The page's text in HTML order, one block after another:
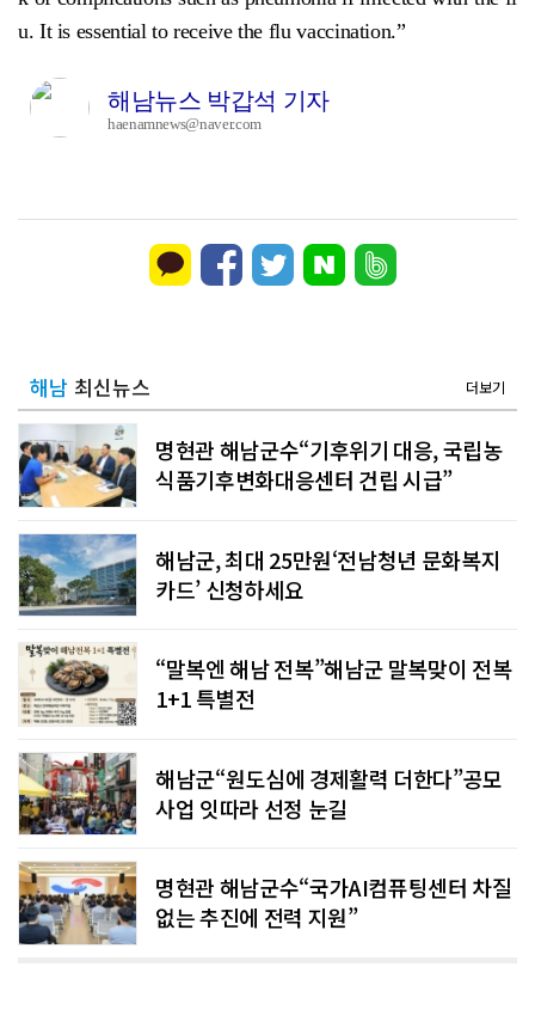
u. It is essential to receive the flu vaccination.”
해남뉴스 박갑석 기자
haenamnews@naver.com
해남 최신뉴스 더보기
명현관 해남군수“기후위기 대응, 국립농
식품기후변화대응센터 건립 시급”
해남군, 최대 25만원‘전남청년 문화복지
카드’ 신청하세요
“말복엔 해남 전복”해남군 말복맞이 전복
1+1 특별전
해남군“원도심에 경제활력 더한다”공모
사업 잇따라 선정 눈길
명현관 해남군수“국가AI컴퓨팅센터 차질
없는 추진에 전력 지원”